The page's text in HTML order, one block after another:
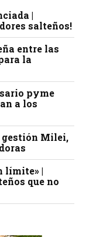
|
salteños!
entre las
la
pyme
a los
gestión Milei,
límite» |
que no